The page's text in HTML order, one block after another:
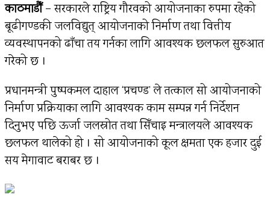
काठमाडौँ– सरकारले राष्ट्रिय गौरवको आयोजनाका रुपमा रहेको
बूढीगण्डकी जलविद्युत् आयोजनाको निर्माण तथा वित्तीय
व्यवस्थापनको ढाँचा तय गर्नका लागि आवश्यक छलफल सुरुआत
गरेको छ ।
प्रधानमन्त्री पुष्पकमल दाहाल ‘प्रचण्ड’ ले तत्काल सो आयोजनाको
निर्माण प्रक्रियाका लागि आवश्यक काम सम्पन्न गर्न निर्देशन
दिनुभए पछि ऊर्जा जलस्रोत तथा सिँचाइ मन्त्रालयले आवश्यक
छलफल थालेको हो । सो आयोजनाको कूल क्षमता एक हजार दुई
सय मेगावाट बराबर छ ।